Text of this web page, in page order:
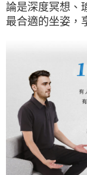
論是深度冥想、
最合適的坐姿，